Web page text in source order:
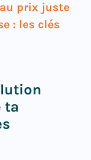
prix juste
: les clés
ta